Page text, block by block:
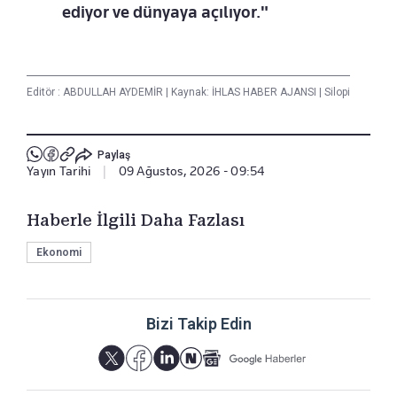
ediyor ve dünyaya açılıyor."
Editör : ABDULLAH AYDEMİR | Kaynak: İHLAS HABER AJANSI | Silopi
Paylaş
Yayın Tarihi 09 Ağustos, 2026 - 09:54
Haberle İlgili Daha Fazlası
Ekonomi
Bizi Takip Edin